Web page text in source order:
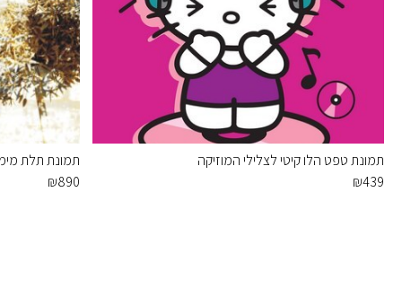
תמונת טפט הלו קיטי לצלילי המוזיקה
₪439
תמונת תלת
₪890